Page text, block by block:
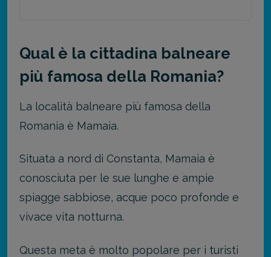
Qual è la cittadina balneare
più famosa della Romania?
La località balneare più famosa della
Romania è Mamaia.
Situata a nord di Constanta, Mamaia è
conosciuta per le sue lunghe e ampie
spiagge sabbiose, acque poco profonde e
vivace vita notturna.
Questa meta è molto popolare per i turisti